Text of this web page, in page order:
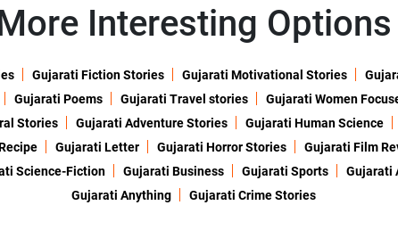
Interesting Options
Gujarati Fiction Stories Gujarati Motivational Stories
Gujarati Poems Gujarati Travel stories Gujarati Women
Stories Gujarati Adventure Stories Gujarati Human Science
Gujarati Letter Gujarati Horror Stories Gujarati Film
Science-Fiction Gujarati Business Gujarati Sports Gujarati
Gujarati Anything
Gujarati Crime Stories